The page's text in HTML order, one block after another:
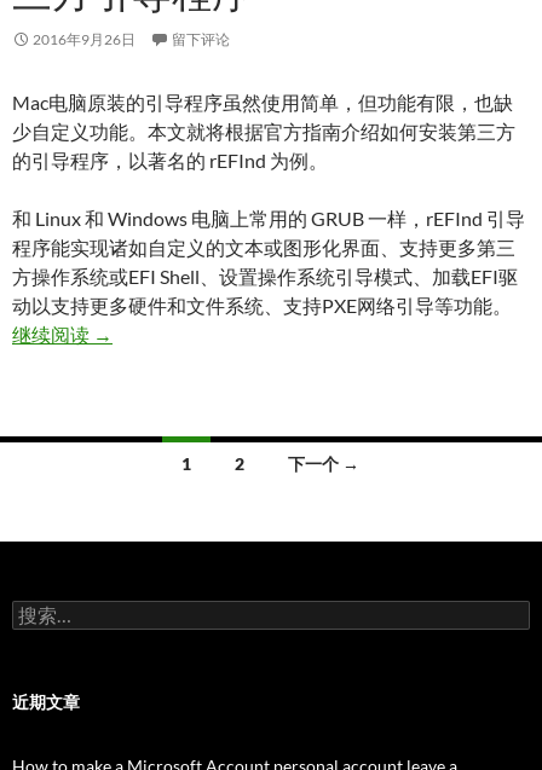
2016年9月26日 留下评论
Mac电脑原装的引导程序虽然使用简单，但功能有限，也缺
少自定义功能。本文就将根据官方指南介绍如何安装第三方
的引导程序，以著名的 rEFInd 为例。
和 Linux 和 Windows 电脑上常用的 GRUB 一样，rEFInd 引导
程序能实现诸如自定义的文本或图形化界面、支持更多第三
方操作系统或EFI Shell、设置操作系统引导模式、加载EFI驱
动以支持更多硬件和文件系统、支持PXE网络引导等功能。
继续阅读在 Mac 上安装 rEFInd 等第三方引导程序
→
导
1 2 下一个 →
搜
索：
近期文章